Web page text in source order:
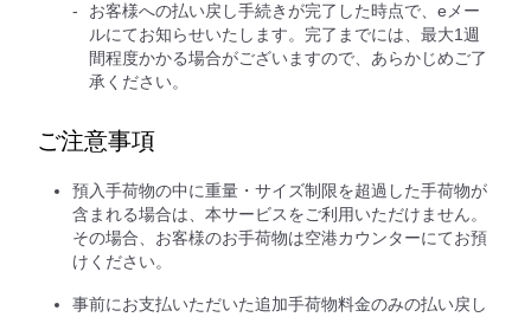
お客様への払い戻し手続きが完了した時点で、eメー
ルにてお知らせいたします。完了までには、最大1週
間程度かかる場合がございますので、あらかじめご了
承ください。
ご注意事項
預入手荷物の中に重量・サイズ制限を超過した手荷物が
含まれる場合は、本サービスをご利用いただけません。
その場合、お客様のお手荷物は空港カウンターにてお預
けください。
事前にお支払いただいた追加手荷物料金のみの払い戻し